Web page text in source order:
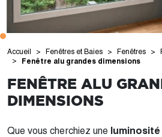
Accueil Fenêtres et Baies Fenêtres
Fenêtre alu grandes dimensions
FENÊTRE ALU
DIMENSIONS
Que vous cherchiez une